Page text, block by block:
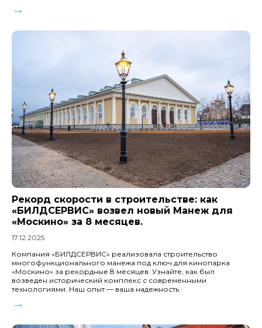
→
Рекорд скорости в строительстве: как
«БИЛДСЕРВИС» возвел новый Манеж для
«Москино» за 8 месяцев.
17.12.2025
Компания «БИЛДСЕРВИС» реализовала строительство
многофункционального манежа под ключ для кинопарка
«Москино» за рекордные 8 месяцев. Узнайте, как был
возведен исторический комплекс с современными
технологиями. Наш опыт — ваша надежность.
→